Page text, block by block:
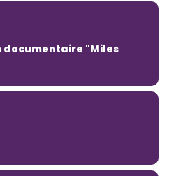
documentaire "Miles